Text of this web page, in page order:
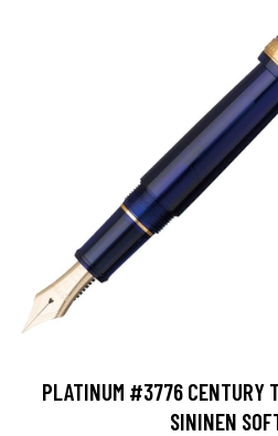
PLATINUM #3776 CENTURY
SININEN